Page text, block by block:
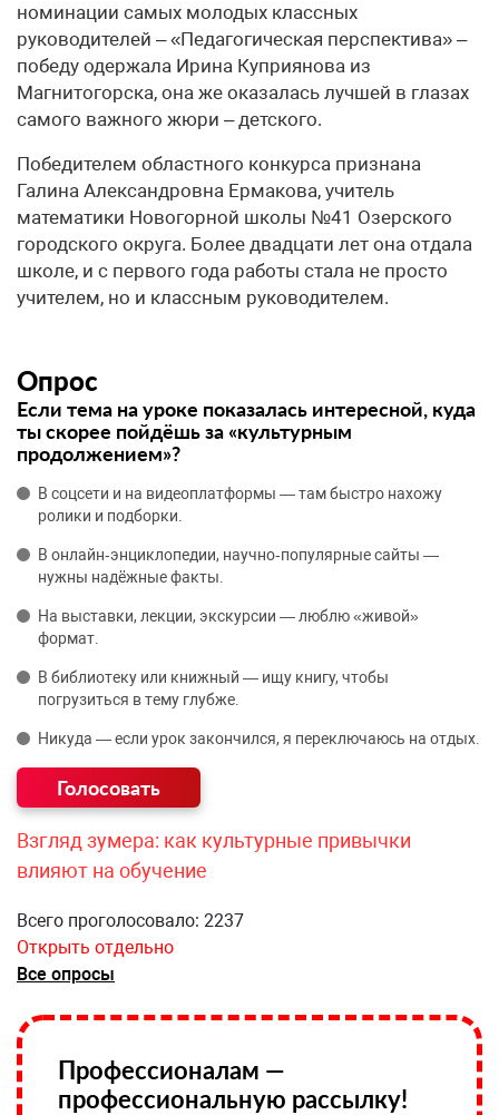
номинации самых молодых классных
руководителей – «Педагогическая перспектива» –
победу одержала Ирина Куприянова из
Магнитогорска, она же оказалась лучшей в глазах
самого важного жюри – детского.
Победителем областного конкурса признана
Галина Александровна Ермакова, учитель
математики Новогорной школы №41 Озерского
городского округа. Более двадцати лет она отдала
школе, и с первого года работы стала не просто
учителем, но и классным руководителем.
Опрос
Если тема на уроке показалась интересной, куда
ты скорее пойдёшь за «культурным
продолжением»?
В соцсети и на видеоплатформы — там быстро нахожу
ролики и подборки.
В онлайн‑энциклопедии, научно‑популярные сайты —
нужны надёжные факты.
На выставки, лекции, экскурсии — люблю «живой»
формат.
В библиотеку или книжный — ищу книгу, чтобы
погрузиться в тему глубже.
Никуда — если урок закончился, я переключаюсь на отдых.
Взгляд зумера: как культурные привычки
влияют на обучение
Всего проголосовало: 2237
Открыть отдельно
Все опросы
Профессионалам —
профессиональную рассылку!